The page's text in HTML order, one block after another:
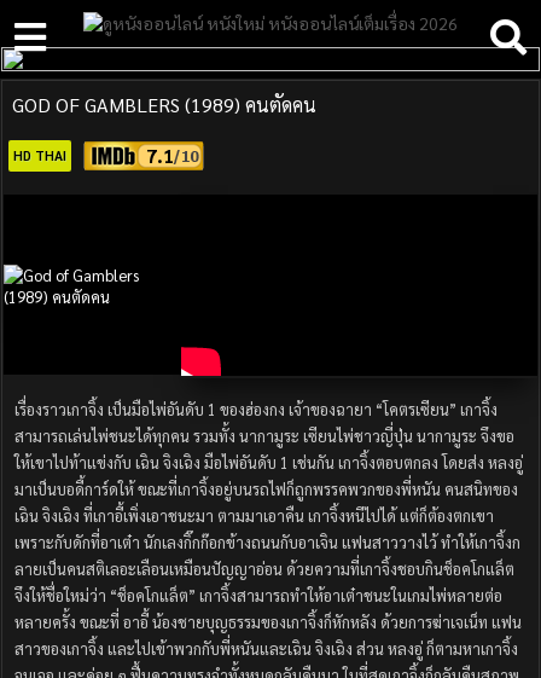
GOD OF GAMBLERS (1989) คนตัดคน
HD THAI 7.1
เรื่องราวเกาจิ้ง เป็นมือไพ่อันดับ 1 ของฮ่องกง เจ้าของฉายา “โคตรเซียน” เกาจิ้ง
สามารถเล่นไพ่ชนะได้ทุกคน รวมทั้ง นากามูระ เซียนไพ่ชาวญี่ปุ่น นากามูระ จึงขอ
ให้เขาไปท้าแข่งกับ เฉิน จิงเฉิง มือไพ่อันดับ 1 เช่นกัน เกาจิ้งตอบตกลง โดยส่ง หลงอู่
มาเป็นบอดี้การ์ดให้ ขณะที่เกาจิ้งอยู่บนรถไฟก็ถูกพรรคพวกของพี่หนัน คนสนิทของ
เฉิน จิงเฉิง ที่เกาอี้เพิ่งเอาชนะมา ตามมาเอาคืน เกาจิ้งหนีไปได้ แต่ก็ต้องตกเขา
เพราะกับดักที่อาเต๋า นักเลงกิ๊กก๊อกข้างถนนกับอาเจิน แฟนสาววางไว้ ทำให้เกาจิ้งก
ลายเป็นคนสติเลอะเลือนเหมือนปัญญาอ่อน ด้วยความที่เกาจิ้งชอบกินช็อคโกแล็ต
จึงให้ชื่อใหม่ว่า “ช็อคโกแล็ต” เกาจิ้งสามารถทำให้อาเต๋าชนะในเกมไพ่หลายต่อ
หลายครั้ง ขณะที่ อาอี้ น้องชายบุญธรรมของเกาจิ้งก็หักหลัง ด้วยการฆ่าเจเน็ท แฟน
สาวของเกาจิ้ง และไปเข้าพวกกับพี่หนันและเฉิน จิงเฉิง ส่วน หลงอู่ ก็ตามหาเกาจิ้ง